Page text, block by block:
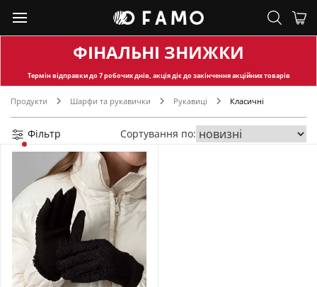
ФІНАЛЬНІ ЗНИЖКИ
Термін відправкидо 7 робочих днів, акція діє до закінчення акційних товарів
Продукти Шарфи та рукавички Рукавиці Класичні
Фільтр Сортування по: